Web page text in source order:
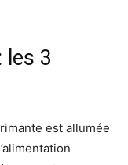
les 3
est allumée